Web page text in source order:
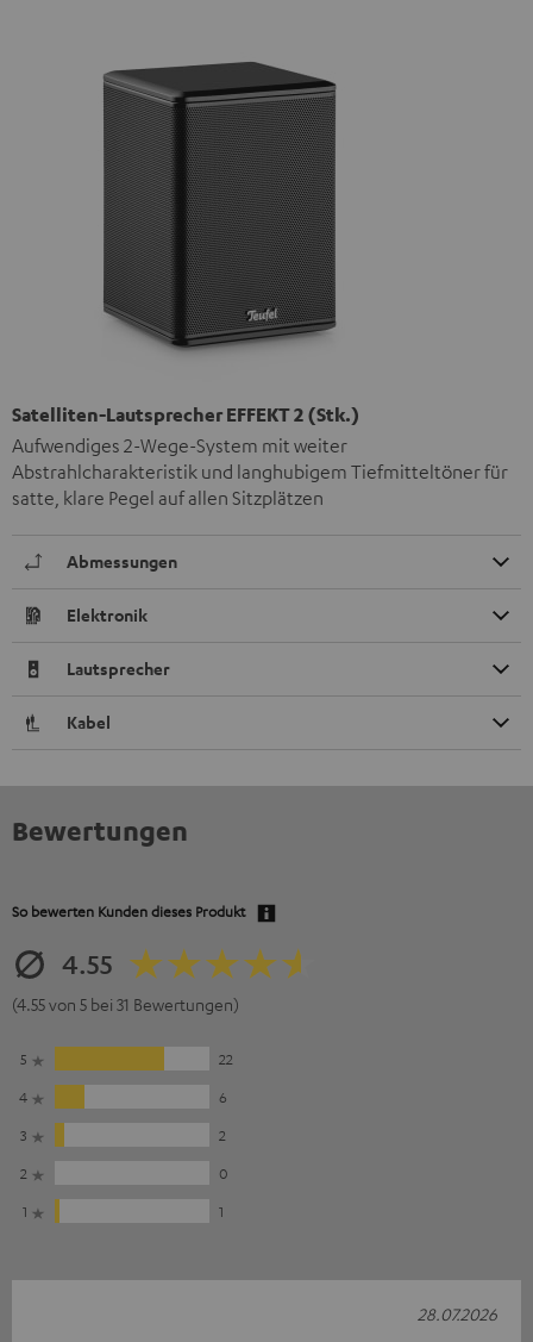
Satelliten-Lautsprecher EFFEKT 2 (Stk.)
Aufwendiges 2-Wege-System mit weiter
Abstrahlcharakteristik und langhubigem Tiefmitteltöner für
satte, klare Pegel auf allen Sitzplätzen
Abmessungen
Elektronik
Lautsprecher
Kabel
Bewertungen
So bewerten Kunden dieses Produkt
4.55
(4.55 von 5 bei 31 Bewertungen)
5
22
4
6
3
2
2
0
1
1
28.07.2026